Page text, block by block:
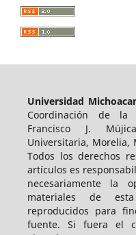
Universidad
Coordinación de la
Francisco J.
Universitaria, Morelia,
Todos los derechos
artículos es
necesariamente la
materiales de
reproducidos para
fuente. Si fuera el